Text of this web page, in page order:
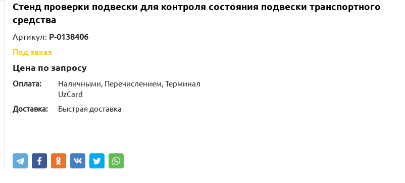
Стенд проверки подвески для контроля состояния подвески транспортного
средства
Артикул: P-0138406
Под заказ
Цена по запросу
Оплата:
Наличными, Перечислением, Терминал
UzCard
Доставка:
Быстрая доставка